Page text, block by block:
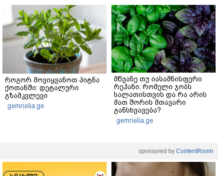
როგორ მოვიყვანოთ პიტნა
ქოთანში: დეტალური
გზამკვლევი
gemrielia.ge
მწვანე თუ იასამნისფერი
რეჰანი: რომელი ჯობს
სალათისთვის და რა არის
მათ შორის მთავარი
განსხვავება?
gemrielia.ge
sponsored by ContentRoom